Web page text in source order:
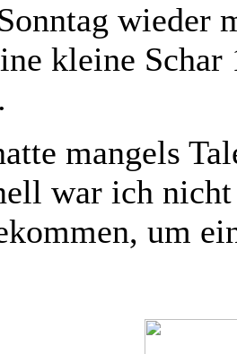
wieder
kleine
mangels
war ich
um